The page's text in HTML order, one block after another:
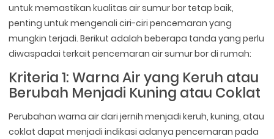
untuk memastikan kualitas air sumur bor tetap baik,
penting untuk mengenali ciri-ciri pencemaran yang
mungkin terjadi. Berikut adalah beberapa tanda yang perlu
diwaspadai terkait pencemaran air sumur bor di rumah:
Kriteria 1: Warna Air yang Keruh atau
Berubah Menjadi Kuning atau Coklat
Perubahan warna air dari jernih menjadi keruh, kuning, atau
coklat dapat menjadi indikasi adanya pencemaran pada